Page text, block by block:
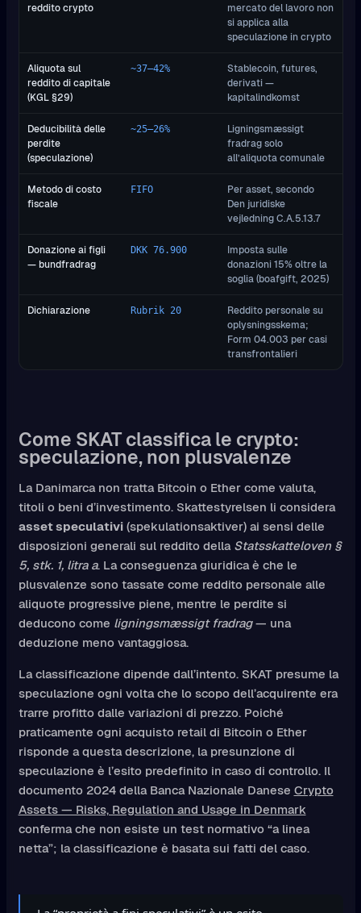
reddito crypto
mercato del lavoro non
si applica alla
speculazione in crypto
Aliquota sul
reddito di capitale
(KGL §29)
~37–42%
Stablecoin, futures,
derivati —
kapitalindkomst
Deducibilità delle
perdite
(speculazione)
~25–26%
Ligningsmæssigt
fradrag solo
all’aliquota comunale
Metodo di costo
fiscale
FIFO
Per asset, secondo
Den juridiske
vejledning C.A.5.13.7
Donazione ai figli
— bundfradrag
DKK 76.900
Imposta sulle
donazioni 15% oltre la
soglia (boafgift, 2025)
Dichiarazione Rubrik 20
Reddito personale su
oplysningsskema;
Form 04.003 per casi
transfrontalieri
Come SKAT classifica le crypto:
speculazione, non plusvalenze
La Danimarca non tratta Bitcoin o Ether come valuta,
titoli o beni d’investimento. Skattestyrelsen li considera
asset speculativi(spekulationsaktiver) ai sensi delle
disposizioni generali sul reddito della Statsskatteloven §
5, stk. 1, litra a. La conseguenza giuridica è che le
plusvalenze sono tassate come reddito personale alle
aliquote progressive piene, mentre le perdite si
deducono come ligningsmæssigt fradrag— una
deduzione meno vantaggiosa.
La classificazione dipende dall’intento. SKAT presume la
speculazione ogni volta che lo scopo dell’acquirente era
trarre profitto dalle variazioni di prezzo. Poiché
praticamente ogni acquisto retail di Bitcoin o Ether
risponde a questa descrizione, la presunzione di
speculazione è l’esito predefinito in caso di controllo. Il
documento 2024 della Banca Nazionale Danese Crypto
Assets — Risks, Regulation and Usage in Denmark
conferma che non esiste un test normativo “a linea
netta”; la classificazione è basata sui fatti del caso.